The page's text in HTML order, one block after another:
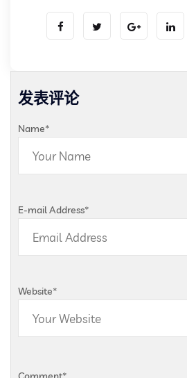
发表评论
Name*
E-mail Address*
Website*